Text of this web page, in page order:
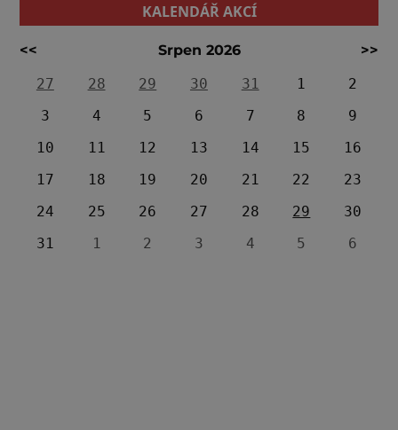
KALENDÁŘ AKCÍ
<< Srpen 2026
>>
27
28 29 30 31 1
2
3
4 5 6 7 8
9
10
11 12 13 14 15
16
17
18 19 20 21 22
23
24
25 26 27 28 29
30
31
1 2 3 4 5 6